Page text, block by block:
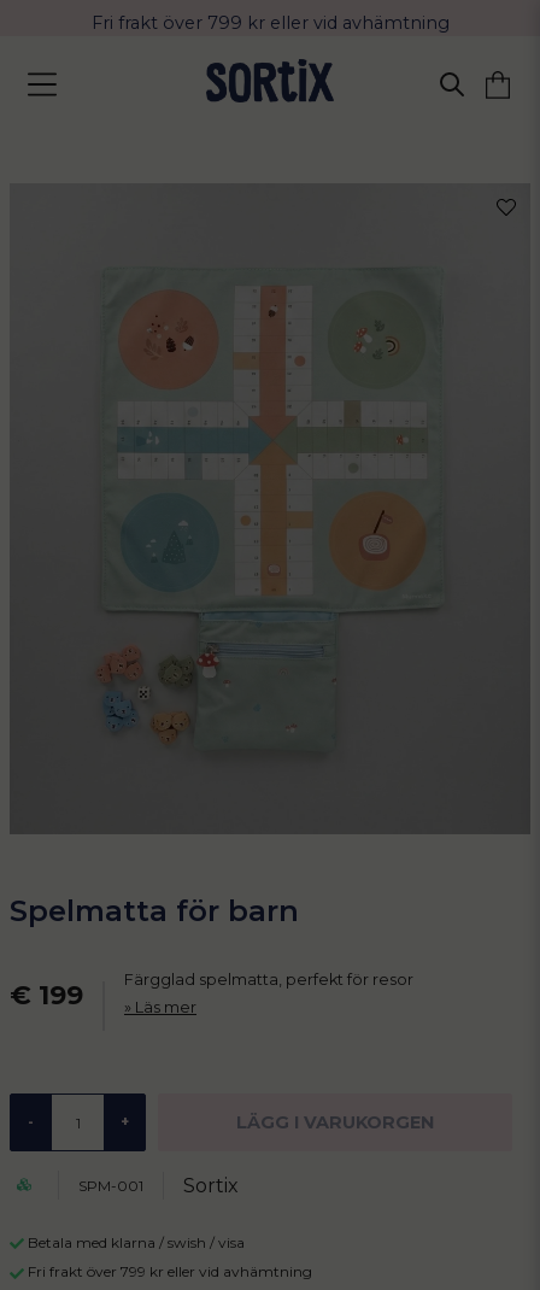
Fri frakt över 799 kr eller vid avhämtning
Leverans 2-4 arbetsdagar med Postnord
Spelmatta för barn
€ 199
Färgglad spelmatta, perfekt för resor
Läs mer
- + LÄGG I VARUKORGEN
SPM-001 Sortix
Betala med klarna / swish / visa
Fri frakt över 799 kr eller vid avhämtning